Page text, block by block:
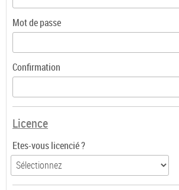
Mot de passe
Confirmation
Licence
Etes-vous licencié ?